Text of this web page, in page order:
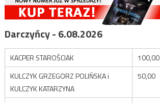
Darczyńcy - 6.08.2026
KACPER STAROŚCIAK
100,00
KULCZYK GRZEGORZ POLIŃSKA i
KULCZYK KATARZYNA
50,00